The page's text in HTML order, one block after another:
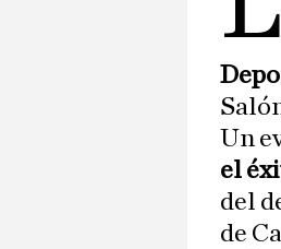
Un
el
del
de